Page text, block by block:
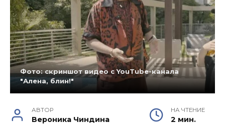
Фото: скриншот видео с YouTube-канала
"Алена, блин!"
АВТОР
Вероника Чиндина
НА ЧТЕНИЕ
2 мин.